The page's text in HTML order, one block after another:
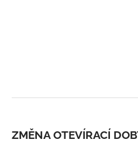
ZMĚNA OTEVÍRACÍ